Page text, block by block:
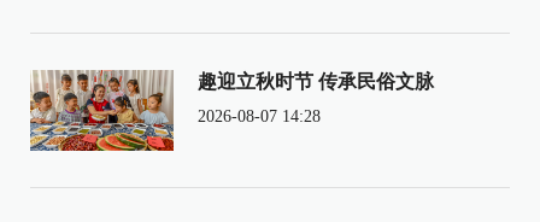
趣迎立秋时节 传承民俗文脉
2026-08-07 14:28